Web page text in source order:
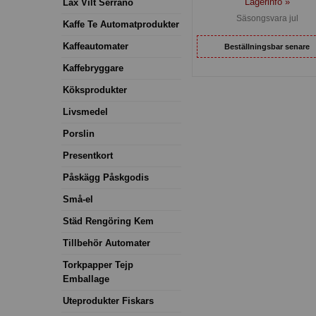
Lax Vilt Serrano
Kaffe Te Automatprodukter
Kaffeautomater
Kaffebryggare
Köksprodukter
Livsmedel
Porslin
Presentkort
Påskägg Påskgodis
Små-el
Städ Rengöring Kem
Tillbehör Automater
Torkpapper Tejp
Emballage
Uteprodukter Fiskars
Säsongsvara jul
Beställningsbar senare